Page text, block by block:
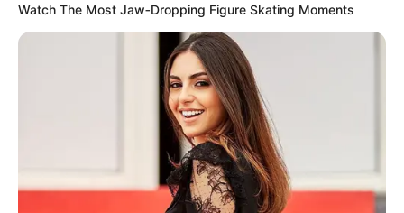
Watch The Most Jaw‑Dropping Figure Skating Moments